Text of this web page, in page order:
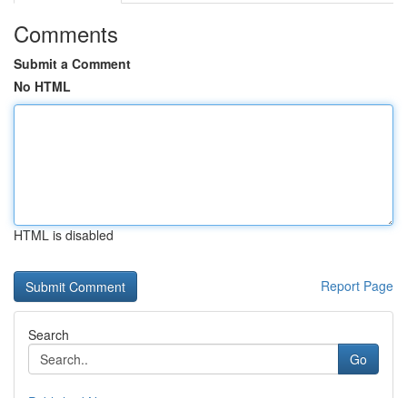
Comments
Submit a Comment
No HTML
HTML is disabled
Report Page
Search
Go